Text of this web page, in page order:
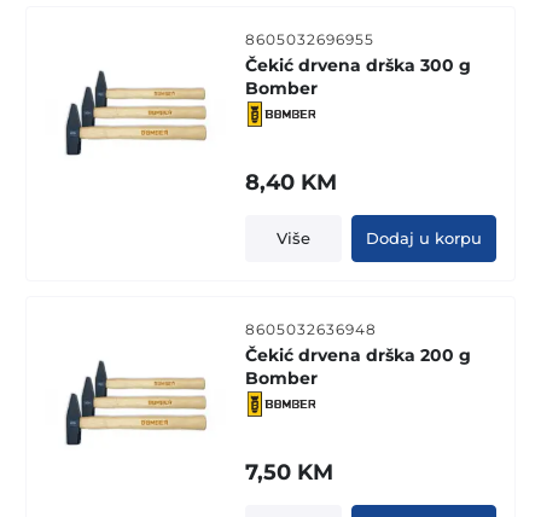
8605032696955
Čekić drvena drška 300 g
Bomber
8,40 KM
Više Dodaj u korpu
8605032636948
Čekić drvena drška 200 g
Bomber
7,50 KM